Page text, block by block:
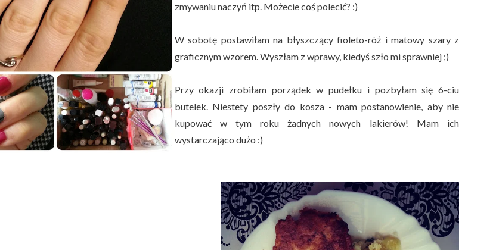
zmywaniu naczyń itp. Możecie coś polecić? :)
W sobotę postawiłam na błyszczący fioleto-róż i matowy szary z
graficznym wzorem. Wyszłam z wprawy, kiedyś szło mi sprawniej ;)
Przy okazji zrobiłam porządek w pudełku i pozbyłam się 6-ciu
butelek. Niestety poszły do kosza - mam postanowienie, aby nie
kupować w tym roku żadnych nowych lakierów! Mam ich
wystarczająco dużo :)